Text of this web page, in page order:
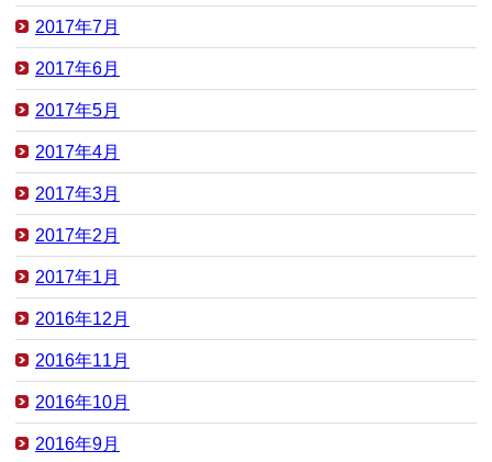
2017年7月
2017年6月
2017年5月
2017年4月
2017年3月
2017年2月
2017年1月
2016年12月
2016年11月
2016年10月
2016年9月